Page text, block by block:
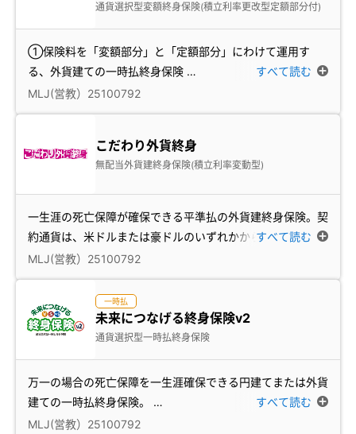
通貨選択型変額終身保険(積立利率更改型定額部分付)
①保険料を「変額部分」と「定額部分」にわけて運用す
る、外貨建ての一時払終身保険 …
すべて読む
MLJ(営教）25100792
こだわり外貨終身
無配当外貨建終身保険(積立利率変動型)
一生涯の死亡保障が確保できる平準払の外貨建終身保険。契
約通貨は、米ドルまたは豪ドルのいずれかから選択…
すべて読む
MLJ(営教）25100792
一時払
未来につなげる終身保険v2
通貨選択型一時払終身保険
万一の場合の死亡保障を一生涯確保できる円建てまたは外貨
建ての一時払終身保険。 …
すべて読む
MLJ(営教）25100792